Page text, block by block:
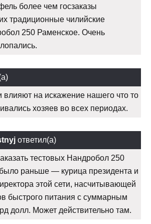
более чем госзаказы
традиционные чилийские
250 Раменское. Очень
влияют на искажение нашего что то
хозяев во всех периодах.
ответил(а)
тестовых Нандробол 250
раньше — курица президента и
этой сети, насчитывающей
быстрого питания с суммарным
долл. Может действительно там.